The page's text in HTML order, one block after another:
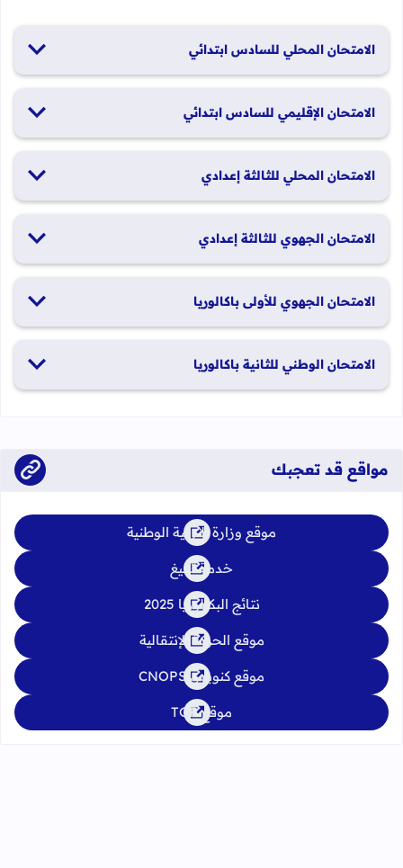
الامتحان المحلي للسادس ابتدائي
الامتحان الإقليمي للسادس ابتدائي
الامتحان المحلي للثالثة إعدادي
الامتحان الجهوي للثالثة إعدادي
الامتحان الجهوي للأولى باكالوريا
2026
الامتحان الوطني للثانية باكالوريا
مواقع قد تعجبك
موقع وزارة التربية الوطنية
خدمة تبليغ
نتائج البكالوريا 2025
موقع الحركة الإنتقالية
موقع كنوبس CNOPS
موقع TGR